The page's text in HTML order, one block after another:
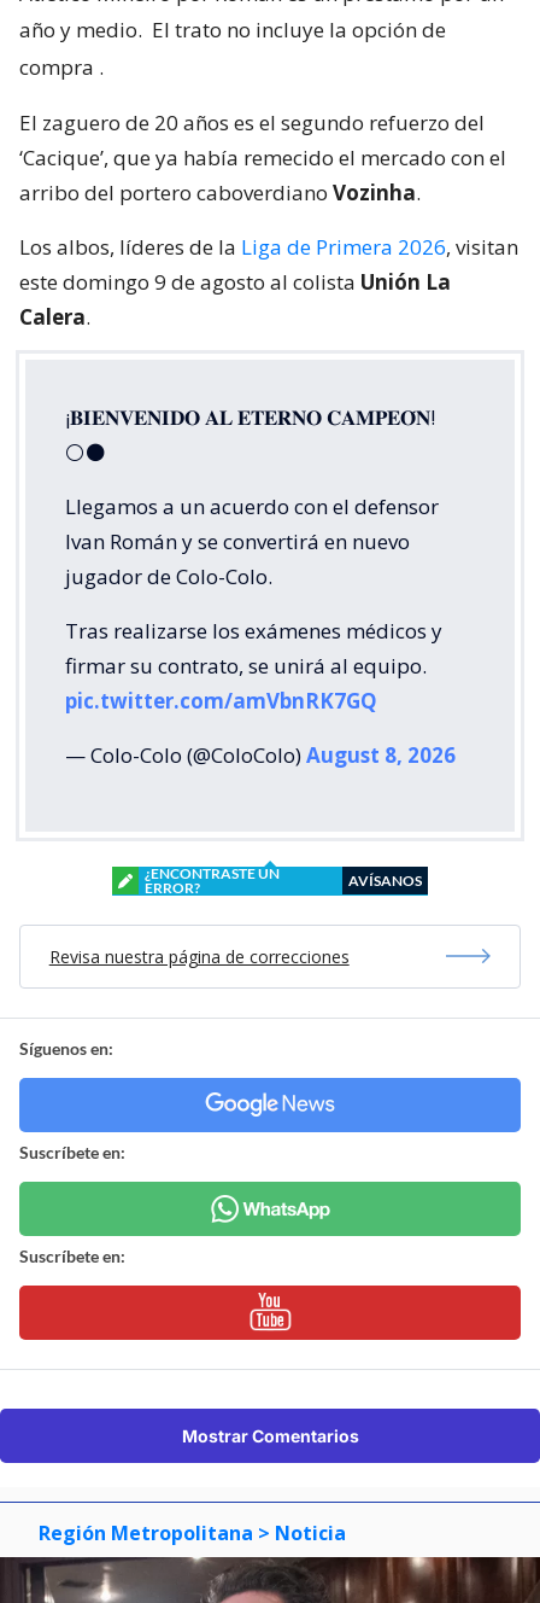
año y medio. El trato no incluye la opción de
compra .
El zaguero de 20 años es el segundo refuerzo del
‘Cacique’, que ya había remecido el mercado con el
arribo del portero caboverdiano Vozinha.
Los albos, líderes de la Liga de Primera 2026, visitan
este domingo 9 de agosto al colista Unión La
Calera.
¡𝐁𝐈𝐄𝐍𝐕𝐄𝐍𝐈𝐃𝐎 𝐀𝐋 𝐄𝐓𝐄𝐑𝐍𝐎 𝐂𝐀𝐌𝐏𝐄𝐎́𝐍!
⚪⚫
Llegamos a un acuerdo con el defensor
Ivan Román y se convertirá en nuevo
jugador de Colo-Colo.
Tras realizarse los exámenes médicos y
firmar su contrato, se unirá al equipo.
pic.twitter.com/amVbnRK7GQ
— Colo-Colo (@ColoColo)August 8, 2026
¿ENCONTRASTE UN
ERROR?
AVÍSANOS
Revisa nuestra página de correcciones
Síguenos en:
Suscríbete en:
Suscríbete en:
Mostrar Comentarios
Región Metropolitana > Noticia